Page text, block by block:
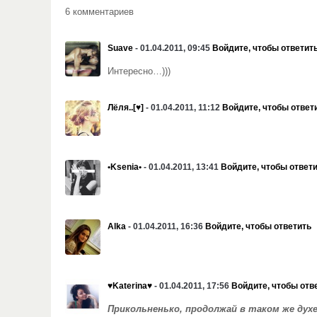
6 комментариев
Suave - 01.04.2011, 09:45 Войдите, чтобы
Интересно…)))
Лёля..[♥] - 01.04.2011, 11:12 Войдите, чтобы
•Ksenia• - 01.04.2011, 13:41 Войдите, чтобы
Alka - 01.04.2011, 16:36 Войдите, чтобы ответить
♥Katerina♥ - 01.04.2011, 17:56 Войдите, чтобы
Прикольненько, продолжай в таком же